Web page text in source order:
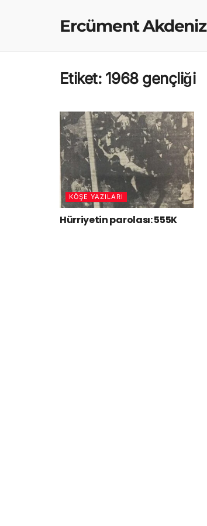
Ercüment Akdeniz
Etiket: 1968 gençliği
KÖŞE YAZILARI
Hürriyetin parolası: 555K